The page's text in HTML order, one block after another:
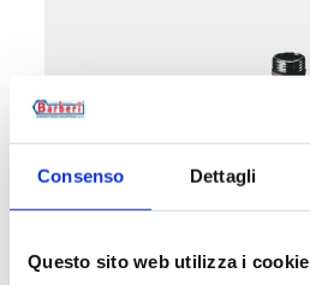
Consenso Dettagli
Questo sito web utilizza i cookie
B3U